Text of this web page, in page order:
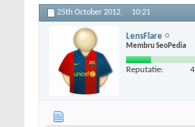
25th October 2012, 10:21
LensFlare
Membru SeoPedia
Reputatie: